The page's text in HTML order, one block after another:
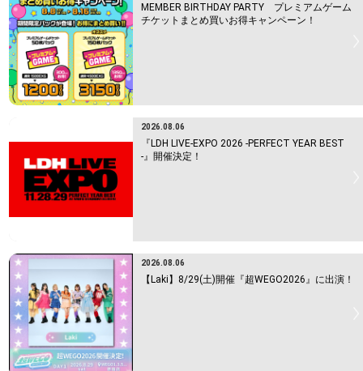
MEMBER BIRTHDAY PARTY プレミアムゲーム
チケットまとめ買いお得キャンペーン！
2026.08.06
『LDH LIVE-EXPO 2026 -PERFECT YEAR BEST
-』開催決定！
2026.08.06
【Laki】8/29(土)開催『超WEGO2026』に出演！